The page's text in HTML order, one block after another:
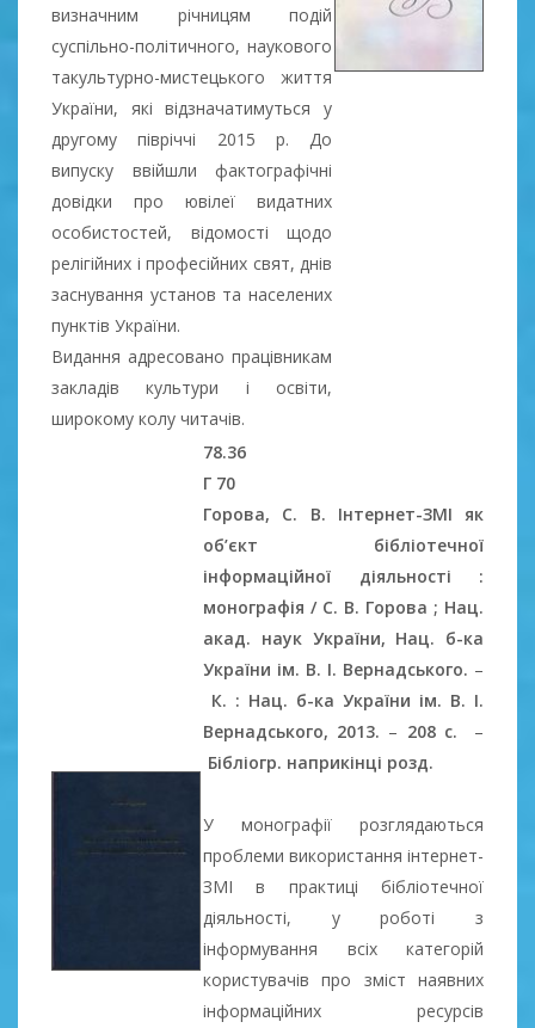
визначним річницям подій
суспільно-політичного, наукового
такультурно-мистецького життя
України, які відзначатимуться у
другому півріччі 2015 р. До
випуску ввійшли фактографічні
довідки про ювілеї видатних
особистостей, відомості щодо
релігійних і професійних свят, днів
заснування установ та населених
пунктів України.
Видання адресовано працівникам
закладів культури і освіти,
широкому колу читачів.
78.36
Г 70
Горова, С. В. Інтернет-ЗМІ як
об’єкт бібліотечної
інформаційної діяльності :
монографія / С. В. Горова ; Нац.
акад. наук України, Нац. б-ка
України ім. В. І. Вернадського. –
К. : Нац. б-ка України ім. В. І.
Вернадського, 2013. – 208 c.
–
Бібліогр. наприкінці розд.
У монографії розглядаються
проблеми використання інтернет-
ЗМІ в практиці бібліотечної
діяльності, у роботі з
інформування всіх категорій
користувачів про зміст наявних
інформаційних ресурсів